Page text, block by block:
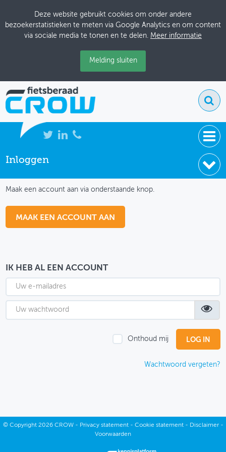
Deze website gebruikt cookies om onder andere
bezoekerstatistieken te meten via Google Analytics en om content
via sociale media te tonen en te delen. Meer informatie
Melding sluiten
NIEUWS
THEMASITES
MIJN PROFIEL
GEBRUIKER
Inloggen
Maak een account aan via onderstaande knop.
MAAK EEN ACCOUNT AAN
IK HEB AL EEN ACCOUNT
Onthoud mij
Wachtwoord vergeten?
© Copyright2026 CROW - Privacy statement- Cookie statement- Disclaimer-
Voorwaarden